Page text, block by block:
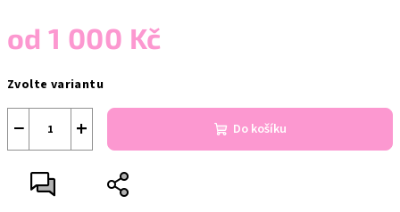
od1 000 Kč
cena:
Zvolte variantu
+
− Do košíku